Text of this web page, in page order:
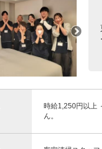
時給1,250円以上
ん。